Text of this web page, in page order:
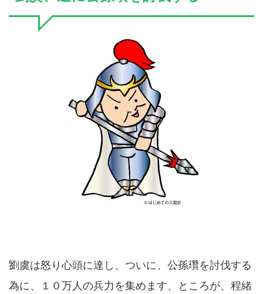
劉虞は怒り心頭に達し、ついに、公孫瓚を討伐する
為に、１０万人の兵力を集めます、ところが、程緒